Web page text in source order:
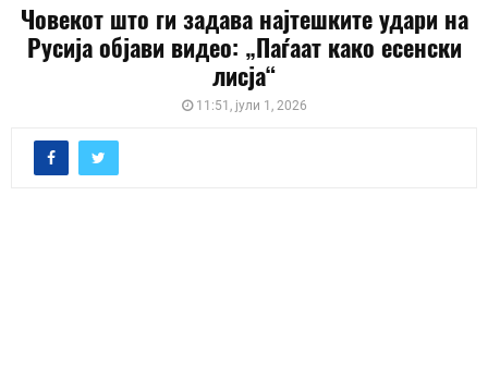
Човекот што ги задава најтешките удари на
Русија објави видео: „Паѓаат како есенски
лисја“
11:51, јули 1, 2026